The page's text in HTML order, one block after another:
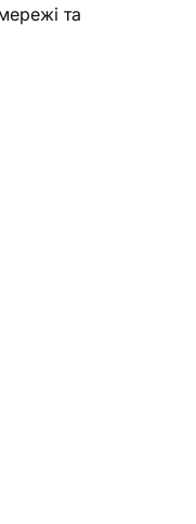
та